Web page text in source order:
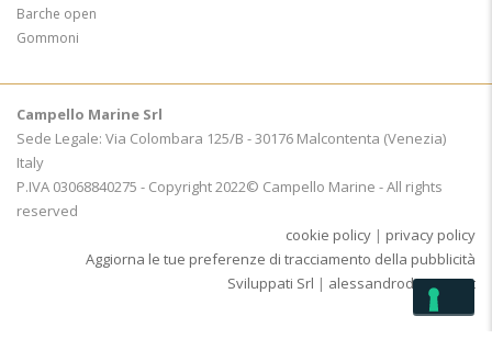
Barche open
Gommoni
Campello Marine Srl
Sede Legale: Via Colombara 125/B - 30176 Malcontenta (Venezia)
Italy
P.IVA 03068840275 - Copyright 2022© Campello Marine - All rights
reserved
cookie policy | privacy policy
Aggiorna le tue preferenze di tracciamento della pubblicità
Sviluppati Srl | alessandrodemarco.it